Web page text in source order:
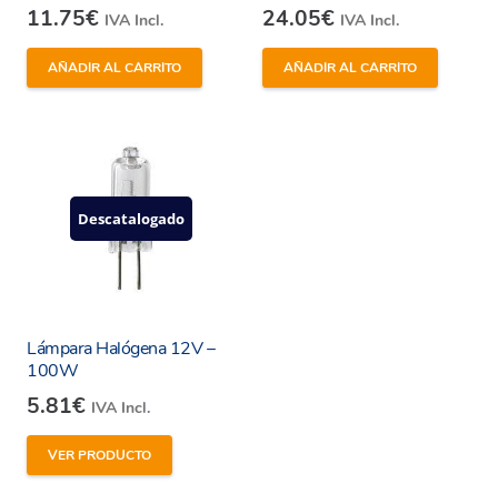
11.75€ IVA Incl.
AÑADIR AL CARRITO
24.05€ IVA Incl.
AÑADIR AL CARRITO
Descatalogado
Lámpara Halógena 12V –
100W
5.81€ IVA Incl.
VER PRODUCTO